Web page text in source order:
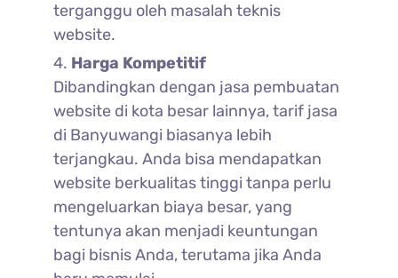
terganggu oleh masalah teknis
website.
Harga Kompetitif
Dibandingkan dengan jasa pembuatan
website di kota besar lainnya, tarif jasa
di Banyuwangi biasanya lebih
terjangkau. Anda bisa mendapatkan
website berkualitas tinggi tanpa perlu
mengeluarkan biaya besar, yang
tentunya akan menjadi keuntungan
bagi bisnis Anda, terutama jika Anda